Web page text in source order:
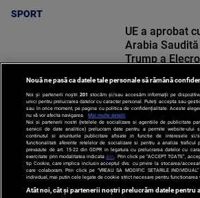
SPORT
SPORT
UE a aprobat
Arabia
Trump a
Nouă ne pasă ca datele tale personale să rămână
Noi și partenerii noștri 201 stocăm și/sau accesăm informații pe
unici pentru prelucrarea datelor cu caracter personal. Puteți accepta sau
sau în orice moment, pe pagina cu politica de confidențialitate. Aceste
nu vă vor afecta navigarea.
Mai multe detalii
Noi si partenerii nostri (retelele de socializare si agentiile de publicitate
servicii de date analitice) prelucram date pentru a permite website-ului
continutul si anunturile publicitare afisate in functie de interesele si/
functionalitati aferente retelelor de socializare si pentru a analiza traficul
prevazute de art. 15-22 din GDPR in legatura cu prelucrarea datelor cu
exercitate prin modalitatea indicataaici . Prin click pe “ACCEPT TOATE”,
tip Cookie, care implica inclusiv acceptul dvs. cu privire la stocarea/
care colaboram. Prin click pe “VREAU SA MODIFIC SETARILE
individual, mai putin cele legate de cookie strict necesare pentru functionarea
Atât noi, cât și partenerii noștri prelucrăm datele pentru